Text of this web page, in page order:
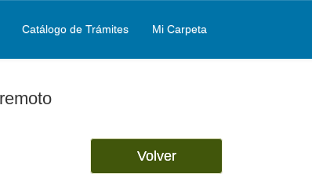
Catálogo de Trámites Mi Carpeta
Volver